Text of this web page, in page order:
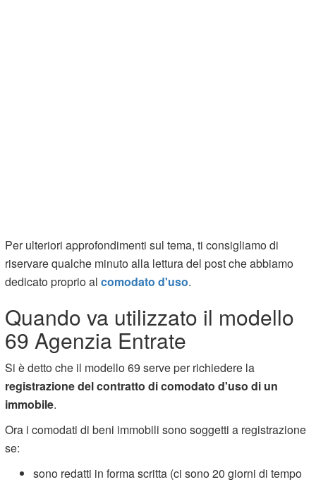
Per ulteriori approfondimenti sul tema, ti consigliamo di
riservare qualche minuto alla lettura del post che abbiamo
dedicato proprio alcomodato d'uso.
Quando va utilizzato il modello
69 Agenzia Entrate
Si è detto che il modello 69 serve per richiedere la
registrazione del contratto di comodato d'uso di un
immobile.
Ora i comodati di beni immobili sono soggetti a registrazione
se:
sono redatti in forma scritta (ci sono 20 giorni di tempo